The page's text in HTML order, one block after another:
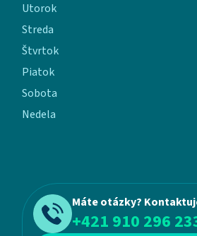
Utorok
Streda
Štvrtok
Piatok
Sobota
Nedela
Máte otázky?
+421 910 296